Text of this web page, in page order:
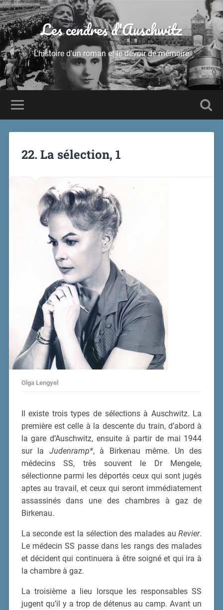
Les cendres d'Auschwitz
L'histoire d'un roman et le devoir de mémoire
22. La sélection, 1
Olga Lengyel
Il existe trois types de sélections à Auschwitz. La
première est celle à la descente du train, d’abord à
la gare d’Auschwitz, ensuite à partir de mai 1944
sur la Judenramp*, à Birkenau même. Un des
médecins SS, très souvent le Dr Mengele,
sélectionne parmi les déportés ceux qui sont jugés
aptes au travail, et ceux qui seront immédiatement
assassinés dans une des chambres à gaz de
Birkenau.
La seconde est la sélection des malades auRevier.
Le médecin SS passe dans les rangs des malades
et décident qui continuera à être soigné et qui ira à
la chambre à gaz.
La troisième a lieu lorsque les responsables SS
jugent qu’il y a trop de détenus au camp. Avant un